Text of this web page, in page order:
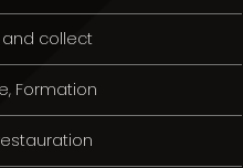
collect
Formation